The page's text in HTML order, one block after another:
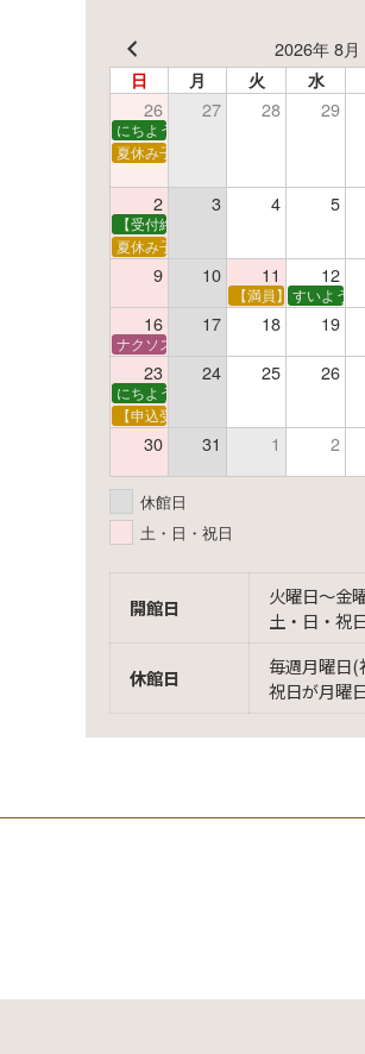
ジ
送
り
2026年 8月
日 月 火 水
26 27 28 29
にちようえほん
夏休み子ども映画会
2 3 4 5
【受付終了】親子で挑戦！調べ学習
夏休み子ども平和映画会
9 10 11 12
【満員】夏休みお
すいようえ
16 17 18 19
ナクソス音楽会 第5回 NHK交響楽団
23 24 25 26
にちようえほん
【申込受付中】ゆうべのこわ～いおは
30 31 1 2
休館日
土・日・祝日
開館日
火曜日〜金
土・日・祝
休館日
毎週月曜日(
祝日が月曜